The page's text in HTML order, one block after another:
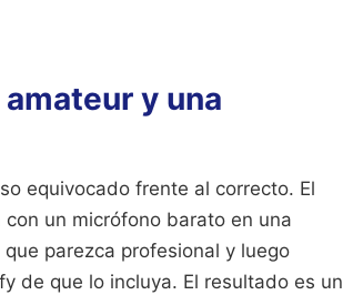
y una
equivocado frente al correcto. El
un micrófono barato en una
parezca profesional y luego
de que lo incluya. El resultado es un